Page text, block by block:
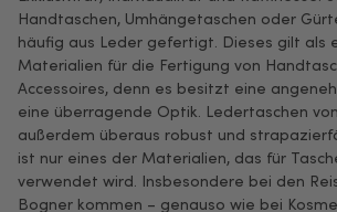
Handtaschen, Umhängetaschen oder
häufig aus Leder gefertigt. Dieses gilt als
Materialien für die Fertigung von
Accessoires, denn es besitzt eine
eine überragende Optik. Ledertaschen
außerdem überaus robust und
ist nur eines der Materialien, das für
verwendet wird. Insbesondere bei den
Bogner kommen – genauso wie bei